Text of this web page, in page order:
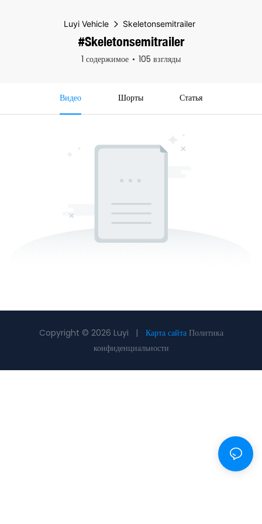
Luyi Vehicle Skeletonsemitrailer
#Skeletonsemitrailer
1 содержимое 105 взгляды
Видео Шорты Статья
Copyright © 2026 Luyi | Карта сайта Политика
конфиденциальности